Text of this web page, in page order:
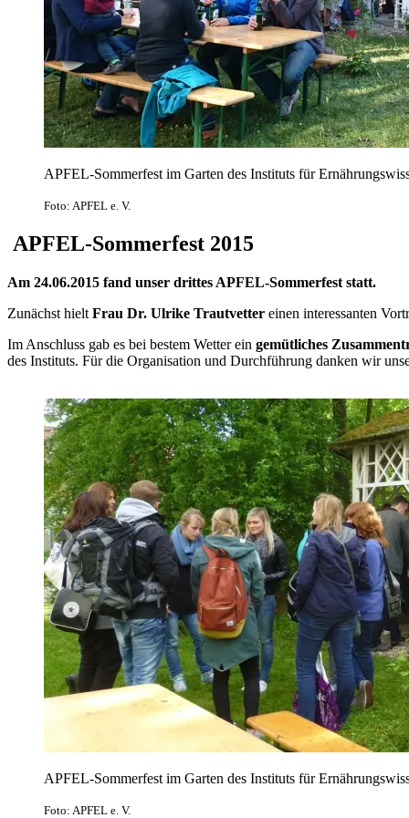
APFEL-Sommerfest im Garten des Instituts für
Foto: APFEL e. V.
APFEL-Sommerfest 2015
Am 24.06.2015 fand unser drittes APFEL-Sommerfest statt.
Zunächst hielt Frau Dr. Ulrike Trautvetter einen interessanten
Im Anschluss gab es bei bestem Wetter ein gemütliches
des Instituts. Für die Organisation und Durchführung danken wir
APFEL-Sommerfest im Garten des Instituts für
Foto: APFEL e. V.